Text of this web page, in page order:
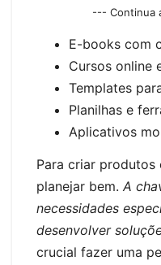
--- Continua
E-books com
Cursos online
Templates
Planilhas e
Aplicativos
Para criar produtos
planejar bem. A
necessidades
desenvolver
crucial fazer uma